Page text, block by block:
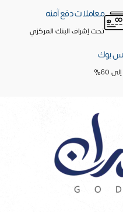
معاملات دفع آمنه
تحت إشراف البنك المركزي
بوك